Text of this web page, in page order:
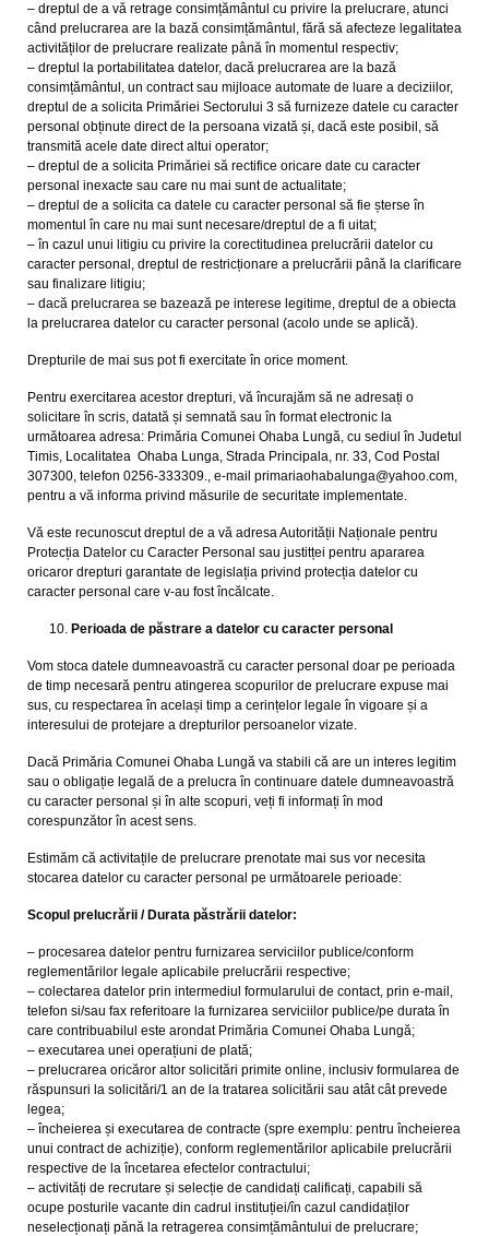
– dreptul de a vă retrage consimțământul cu privire la prelucrare, atunci
când prelucrarea are la bază consimțământul, fără să afecteze legalitatea
activităților de prelucrare realizate până în momentul respectiv;
– dreptul la portabilitatea datelor, dacă prelucrarea are la bază
consimțământul, un contract sau mijloace automate de luare a deciziilor,
dreptul de a solicita Primăriei Sectorului 3 să furnizeze datele cu caracter
personal obținute direct de la persoana vizată și, dacă este posibil, să
transmită acele date direct altui operator;
– dreptul de a solicita Primăriei să rectifice oricare date cu caracter
personal inexacte sau care nu mai sunt de actualitate;
– dreptul de a solicita ca datele cu caracter personal să fie șterse în
momentul în care nu mai sunt necesare/dreptul de a fi uitat;
– în cazul unui litigiu cu privire la corectitudinea prelucrării datelor cu
caracter personal, dreptul de restricționare a prelucrării până la clarificare
sau finalizare litigiu;
– dacă prelucrarea se bazează pe interese legitime, dreptul de a obiecta
la prelucrarea datelor cu caracter personal (acolo unde se aplică).
Drepturile de mai sus pot fi exercitate în orice moment.
Pentru exercitarea acestor drepturi, vă încurajăm să ne adresați o
solicitare în scris, datată și semnată sau în format electronic la
următoarea adresa: Primăria Comunei Ohaba Lungă, cu sediul în Judetul
Timis, Localitatea Ohaba Lunga, Strada Principala, nr. 33, Cod Postal
307300, telefon 0256-333309., e-mail primariaohabalunga@yahoo.com,
pentru a vă informa privind măsurile de securitate implementate.
Vă este recunoscut dreptul de a vă adresa Autorității Naționale pentru
Protecția Datelor cu Caracter Personal sau justitței pentru apararea
oricaror drepturi garantate de legislația privind protecția datelor cu
caracter personal care v-au fost încălcate.
Perioada de păstrare a datelor cu caracter personal
Vom stoca datele dumneavoastră cu caracter personal doar pe perioada
de timp necesară pentru atingerea scopurilor de prelucrare expuse mai
sus, cu respectarea în același timp a cerințelor legale în vigoare și a
interesului de protejare a drepturilor persoanelor vizate.
Dacă Primăria Comunei Ohaba Lungă va stabili că are un interes legitim
sau o obligație legală de a prelucra în continuare datele dumneavoastră
cu caracter personal și în alte scopuri, veți fi informați în mod
corespunzător în acest sens.
Estimăm că activitațile de prelucrare prenotate mai sus vor necesita
stocarea datelor cu caracter personal pe următoarele perioade:
Scopul prelucrării / Durata păstrării datelor:
– procesarea datelor pentru furnizarea serviciilor publice/conform
reglementărilor legale aplicabile prelucrării respective;
– colectarea datelor prin intermediul formularului de contact, prin e-mail,
telefon si/sau fax referitoare la furnizarea serviciilor publice/pe durata în
care contribuabilul este arondat Primăria Comunei Ohaba Lungă;
– executarea unei operațiuni de plată;
– prelucrarea oricăror altor solicitări primite online, inclusiv formularea de
răspunsuri la solicitări/1 an de la tratarea solicitării sau atât cât prevede
legea;
– încheierea și executarea de contracte (spre exemplu: pentru încheierea
unui contract de achiziție), conform reglementărilor aplicabile prelucrării
respective de la încetarea efectelor contractului;
– activități de recrutare și selecție de candidați calificați, capabili să
ocupe posturile vacante din cadrul instituției/în cazul candidaților
neselecționați pănă la retragerea consimțământului de prelucrare;